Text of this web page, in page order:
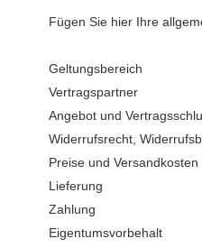
Fügen Sie hier Ihre
Geltungsbereich
Vertragspartner
Angebot und
Widerrufsrecht,
Preise und Versandkosten
Lieferung
Zahlung
Eigentumsvorbehalt